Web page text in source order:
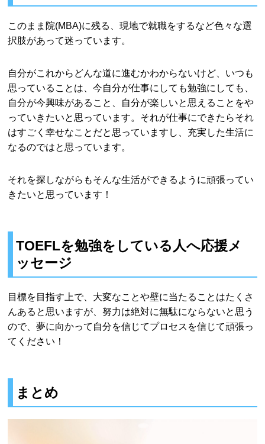
このまま院(MBA)に残る、現地で就職をするなど色々な選
択肢があって迷っています。
自分がこれからどんな道に進むかわからないけど、いつも
思っていることは、今自分が仕事にしても勉強にしても、
自分が今興味があること、自分が楽しいと思えることをや
っていきたいと思っています。それが仕事にできたらそれ
はすごく幸せなことだと思っていますし、充実した生活に
なるのではと思っています。
それを探しながらもそんな生活ができるように頑張ってい
きたいと思っています！
TOEFLを勉強をしている人へ応援メ
ッセージ
目標を目指す上で、大変なことや壁に当たることはたくさ
んあると思いますが、努力は絶対に無駄にならないと思う
ので、夢に向かって自分を信じてプロセスを信じて頑張っ
てください！
まとめ